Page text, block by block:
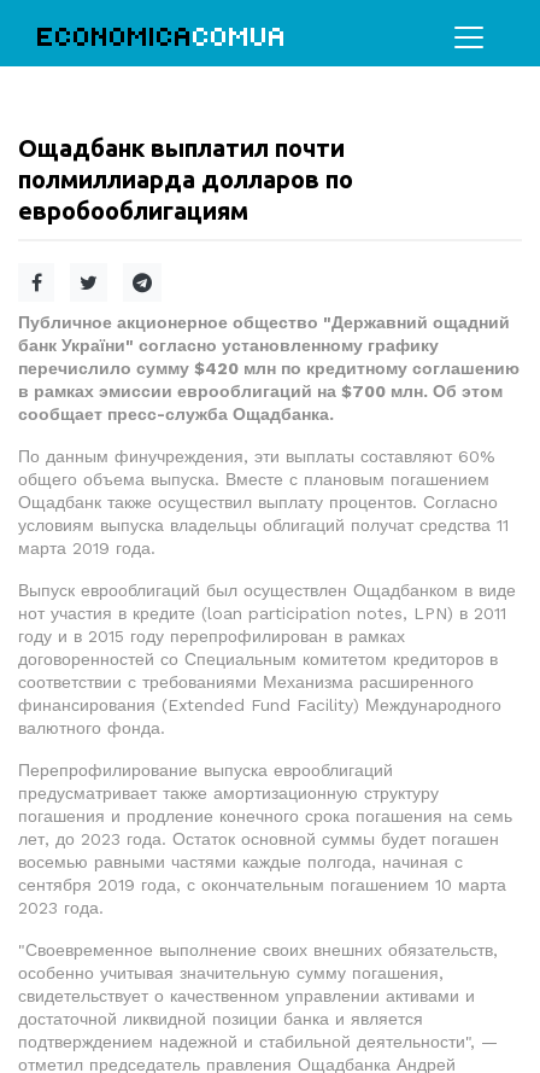
ECONOMICACOMUA
Ощадбанк выплатил почти
полмиллиарда долларов по
евробооблигациям
Публичное акционерное общество "Державний ощадний
банк України" согласно установленному графику
перечислило сумму $420 млн по кредитному соглашению
в рамках эмиссии еврооблигаций на $700 млн. Об этом
сообщает пресс-служба Ощадбанка.
По данным финучреждения, эти выплаты составляют 60%
общего объема выпуска. Вместе с плановым погашением
Ощадбанк также осуществил выплату процентов. Согласно
условиям выпуска владельцы облигаций получат средства 11
марта 2019 года.
Выпуск еврооблигаций был осуществлен Ощадбанком в виде
нот участия в кредите (loan participation notes, LPN) в 2011
году и в 2015 году перепрофилирован в рамках
договоренностей со Специальным комитетом кредиторов в
соответствии с требованиями Механизма расширенного
финансирования (Extended Fund Facility) Международного
валютного фонда.
Перепрофилирование выпуска еврооблигаций
предусматривает также амортизационную структуру
погашения и продление конечного срока погашения на семь
лет, до 2023 года. Остаток основной суммы будет погашен
восемью равными частями каждые полгода, начиная с
сентября 2019 года, с окончательным погашением 10 марта
2023 года.
"Своевременное выполнение своих внешних обязательств,
особенно учитывая значительную сумму погашения,
свидетельствует о качественном управлении активами и
достаточной ликвидной позиции банка и является
подтверждением надежной и стабильной деятельности", —
отметил председатель правления Ощадбанка Андрей